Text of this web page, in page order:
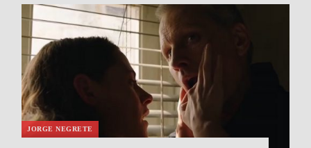
JORGE NEGRETE